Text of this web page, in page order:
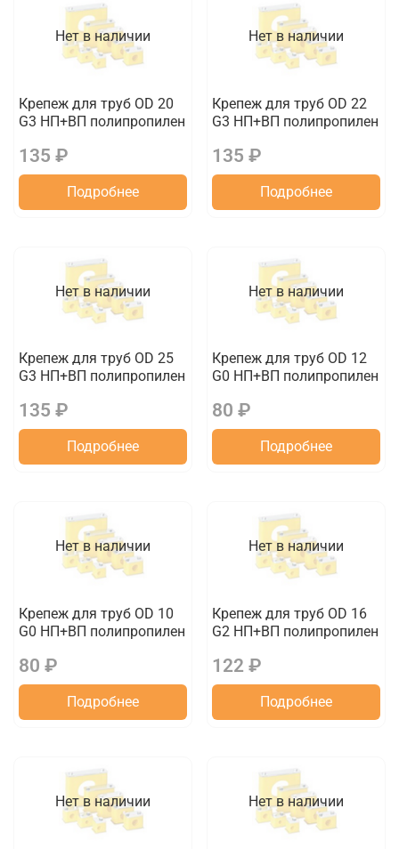
Нет в наличии
Крепеж для труб OD 20
G3 НП+ВП полипропилен
135 ₽
Подробнее
Нет в наличии
Крепеж для труб OD 22
G3 НП+ВП полипропилен
135 ₽
Подробнее
Нет в наличии
Крепеж для труб OD 25
G3 НП+ВП полипропилен
135 ₽
Подробнее
Нет в наличии
Крепеж для труб OD 12
G0 НП+ВП полипропилен
80 ₽
Подробнее
Нет в наличии
Крепеж для труб OD 10
G0 НП+ВП полипропилен
80 ₽
Подробнее
Нет в наличии
Крепеж для труб OD 16
G2 НП+ВП полипропилен
122 ₽
Подробнее
Нет в наличии Нет в наличии